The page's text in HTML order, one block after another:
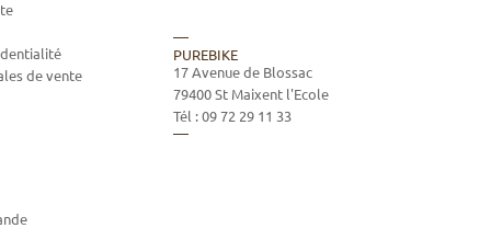
de vente
PUREBIKE
17 Avenue de Blossac
79400St Maixent l'Ecole
Tél :09 72 29 11 33